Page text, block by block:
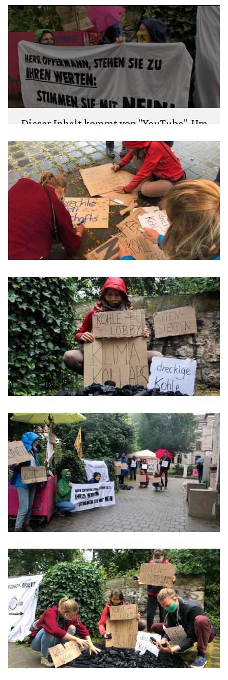
Dieser Inhalt kommt von "YouTube". Um
deine Privatsphäre zu schützen, fragen
wir zuerst: Möchtest du den Inhalt laden?
ANSEHEN IMMER LADEN